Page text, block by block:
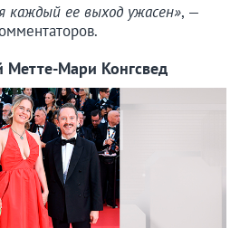
каждый ее выход ужасен», —
Метте-Мари Конгсвед